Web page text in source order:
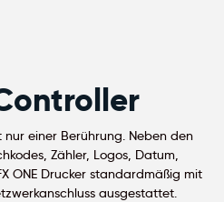
nur einer Berührung. Neben den
Zähler, Logos, Datum,
ONE Drucker standardmäßig mit
ausgestattet.